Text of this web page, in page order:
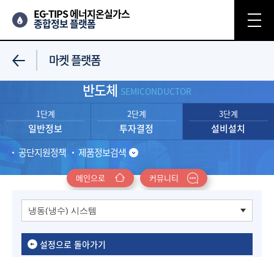
EG-TIPS 에너지온실가스
종합정보 플랫폼
마켓 플랫폼
반도체 SEMICONDUCTOR
1단계
일반정보
2단계
투자결정
3단계
설비설치
공단지원정책
제품정보검색
메인으로 커뮤니티
설정으로 돌아가기